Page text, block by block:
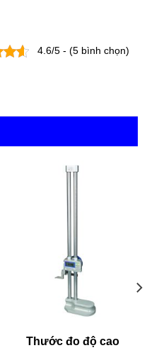
4.6/5 - (5 bình chọn)
Thước đo độ cao